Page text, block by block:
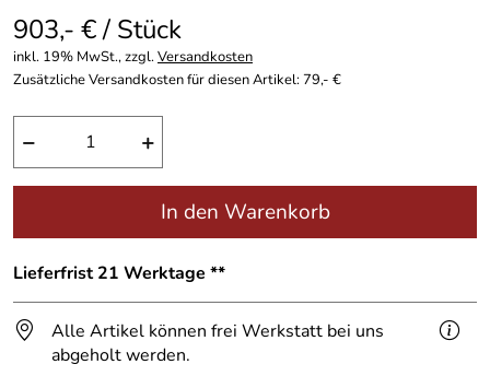
903,- € / Stück
inkl. 19% MwSt., zzgl.Versandkosten
Zusätzliche Versandkosten für diesen Artikel: 79,- €
− +
In den Warenkorb
Lieferfrist 21 Werktage **
Alle Artikel können frei Werkstatt bei uns
abgeholt werden.